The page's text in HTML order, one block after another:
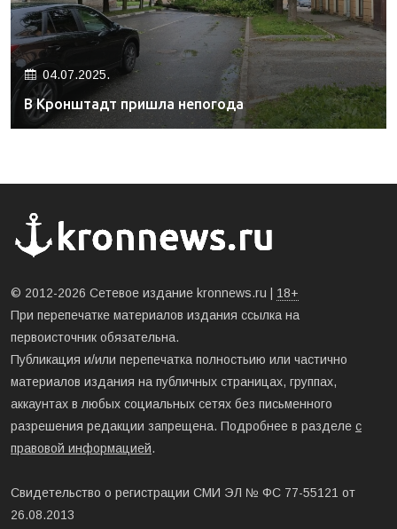
04.07.2025.
В Кронштадт пришла непогода
© 2012-2026 Сетевое издание kronnews.ru | 18+
При перепечатке материалов издания ссылка на
первоисточник обязательна.
Публикация и/или перепечатка полностьию или частично
материалов издания на публичных страницах, группах,
аккаунтах в любых социальных сетях без письменного
разрешения редакции запрещена. Подробнее в разделе с
правовой информацией.
Свидетельство о регистрации СМИ ЭЛ № ФС 77-55121 от
26.08.2013